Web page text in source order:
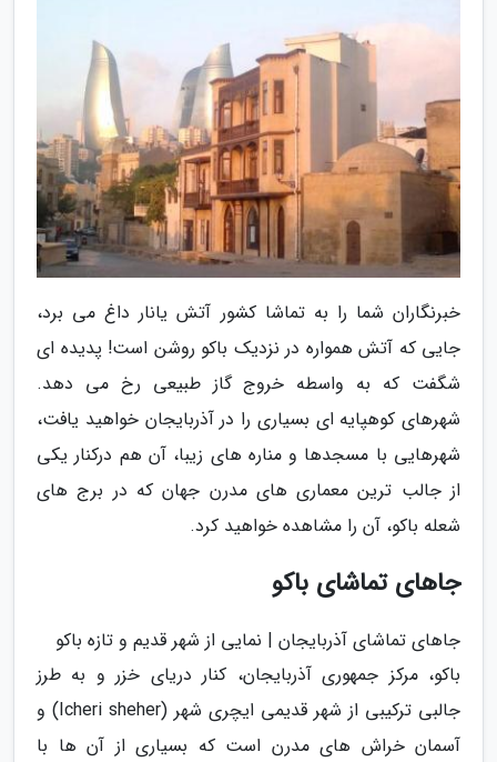
خبرنگاران شما را به تماشا کشور آتش یانار داغ می برد،
جایی که آتش همواره در نزدیک باکو روشن است! پدیده ای
شگفت که به واسطه خروج گاز طبیعی رخ می دهد.
شهرهای کوهپایه ای بسیاری را در آذربایجان خواهید یافت،
شهرهایی با مسجدها و مناره های زیبا، آن هم درکنار یکی
از جالب ترین معماری های مدرن جهان که در برج های
شعله باکو، آن را مشاهده خواهید کرد.
جاهای تماشای باکو
جاهای تماشای آذربایجان | نمایی از شهر قدیم و تازه باکو
باکو، مرکز جمهوری آذربایجان، کنار دریای خزر و به طرز
جالبی ترکیبی از شهر قدیمی ایچری شهر (Icheri sheher) و
آسمان خراش های مدرن است که بسیاری از آن ها با